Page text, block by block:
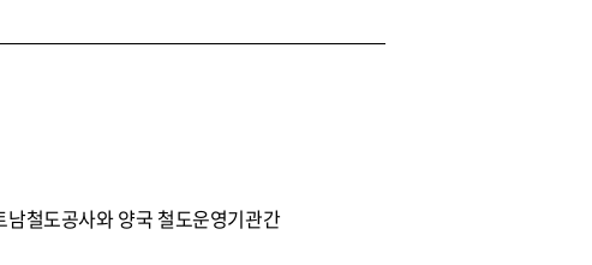
철도공사와 양국 철도운영기관간